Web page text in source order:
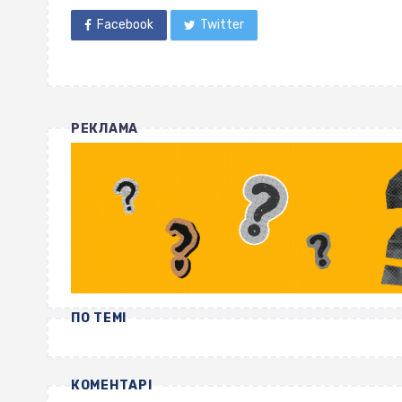
Facebook Twitter
РЕКЛАМА
ПО ТЕМІ
КОМЕНТАРІ